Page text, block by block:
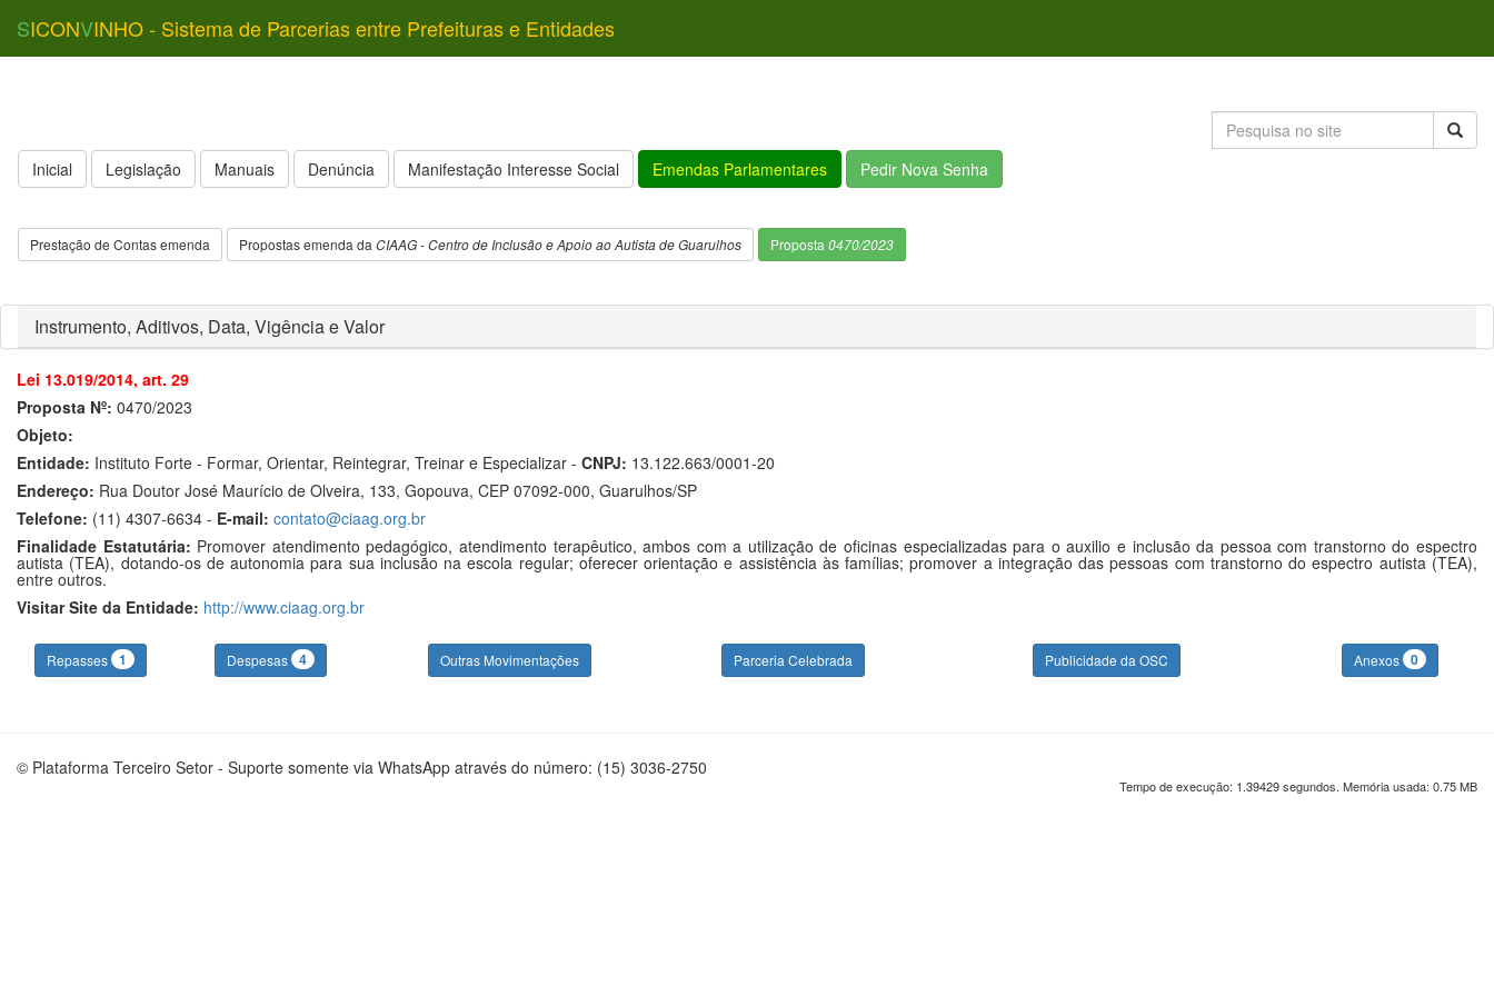
SICONVINHO - Sistema de Parcerias entre Prefeituras e Entidades
Inicial Legislação Manuais Denúncia Manifestação Interesse Social Emendas Parlamentares Pedir Nova Senha
Prestação de Contas emenda Propostas emenda da CIAAG - Centro de Inclusão e Apoio ao Autista de Guarulhos Proposta 0470/2023
Instrumento, Aditivos, Data, Vigência e Valor
Lei 13.019/2014, art. 29
Proposta Nº: 0470/2023
Objeto:
Entidade: Instituto Forte - Formar, Orientar, Reintegrar, Treinar e Especializar - CNPJ: 13.122.663/0001-20
Endereço: Rua Doutor José Maurício de Olveira, 133, Gopouva, CEP 07092-000, Guarulhos/SP
Telefone: (11) 4307-6634 - E-mail: contato@ciaag.org.br
Finalidade Estatutária: Promover atendimento pedagógico, atendimento terapêutico, ambos com a utilização de oficinas especializadas para o auxilio e inclusão da pessoa com transtorno do espectro
autista (TEA), dotando-os de autonomia para sua inclusão na escola regular; oferecer orientação e assistência às famílias; promover a integração das pessoas com transtorno do espectro autista (TEA),
entre outros.
Visitar Site da Entidade: http://www.ciaag.org.br
Repasses 1 Despesas 4 Outras Movimentações Parceria Celebrada Publicidade da OSC Anexos 0
© Plataforma Terceiro Setor - Suporte somente via WhatsApp através do número: (15) 3036-2750
Tempo de execução: 1.39429 segundos. Memória usada: 0.75 MB